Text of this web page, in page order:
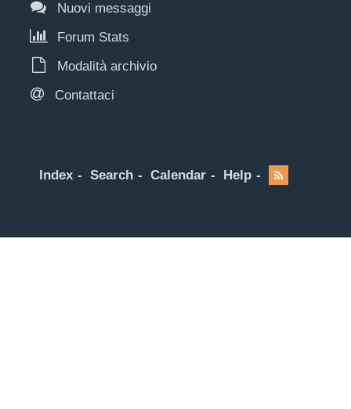
Nuovi messaggi
Forum Stats
Modalità archivio
Contattaci
Index Search Calendar Help